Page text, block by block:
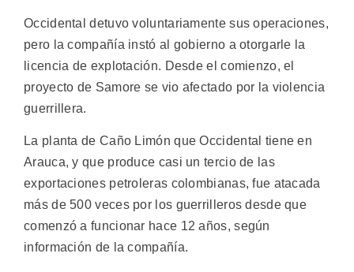
Occidental detuvo voluntariamente sus operaciones,
pero la compañía instó al gobierno a otorgarle la
licencia de explotación. Desde el comienzo, el
proyecto de Samore se vio afectado por la violencia
guerrillera.
La planta de Caño Limón que Occidental tiene en
Arauca, y que produce casi un tercio de las
exportaciones petroleras colombianas, fue atacada
más de 500 veces por los guerrilleros desde que
comenzó a funcionar hace 12 años, según
información de la compañía.